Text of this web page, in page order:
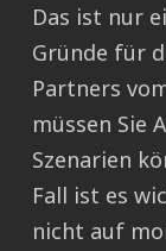
Das ist nur
Gründe für
Partners
müssen Sie
Szenarien
Fall ist es
nicht auf